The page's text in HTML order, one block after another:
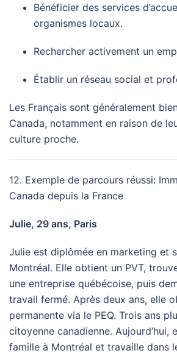
Bénéficier des services
organismes locaux.
Rechercher activement un
Établir un réseau social et
Les Français sont généralement
Canada, notamment en raison de
culture proche.
12. Exemple de parcours réussi:
Canada depuis la France
Julie, 29 ans, Paris
Julie est diplômée en marketing et
Montréal. Elle obtient un PVT,
une entreprise québécoise, puis
travail fermé. Après deux ans, elle
permanente via le PEQ. Trois ans
citoyenne canadienne. Aujourd’hui,
famille à Montréal et travaille dans